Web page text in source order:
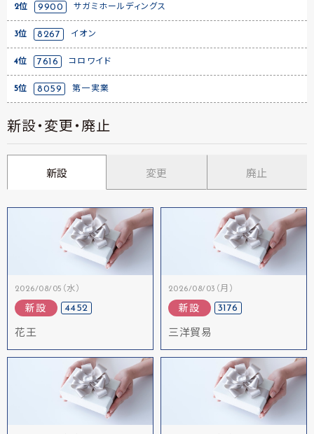
2位 9900 サガミホールディングス
3位 8267 イオン
4位 7616 コロワイド
5位 8059 第一実業
新設・変更・廃止
新設 変更 廃止
2026/08/05（水）
新設 4452
花王
2026/08/03（月）
新設 3176
三洋貿易